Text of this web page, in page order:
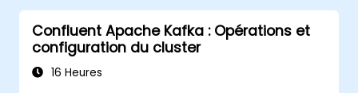
Confluent Apache Kafka : Opérations et
configuration du cluster
16 Heures